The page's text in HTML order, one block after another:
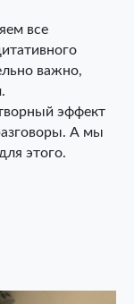
все
важно,
эффект
А мы
этого.